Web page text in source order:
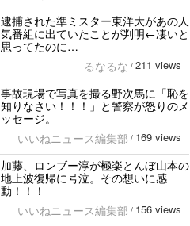
逮捕された準ミスター東洋大があの人
気番組に出ていたことが判明←凄いと
思ってたのに…
るなるな / 211 views
事故現場で写真を撮る野次馬に「恥を
知りなさい！！！」と警察が怒りのメ
ッセージ。
いいねニュース編集部 / 169 views
加藤、ロンブー淳が極楽とんぼ山本の
地上波復帰に号泣。その想いに感
動！！！
いいねニュース編集部 / 156 views